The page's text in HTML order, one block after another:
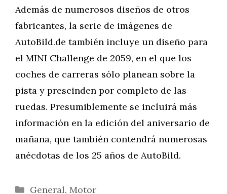
Además de numerosos diseños de otros
fabricantes, la serie de imágenes de
AutoBild.de también incluye un diseño para
el MINI Challenge de 2059, en el que los
coches de carreras sólo planean sobre la
pista y prescinden por completo de las
ruedas. Presumiblemente se incluirá más
información en la edición del aniversario de
mañana, que también contendrá numerosas
anécdotas de los 25 años de AutoBild.
Categorías
General, Motor